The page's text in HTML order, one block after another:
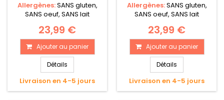
Allergènes:SANS gluten,
SANS oeuf, SANS lait
23,99 €
Ajouter au panier
Détails
Livraison en 4-5 jours
Allergènes:SANS gluten,
SANS oeuf, SANS lait
23,99 €
Ajouter au panier
Détails
Livraison en 4-5 jours